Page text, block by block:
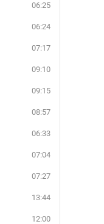
06:25
06:24
07:17
09:10
09:15
08:57
06:33
07:04
07:27
13:44
12:00